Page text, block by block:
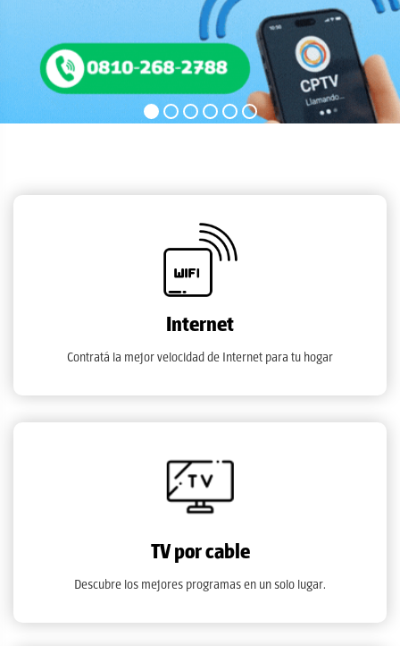
Internet
Contratá la mejor velocidad de Internet para tu hogar
TV por cable
Descubre los mejores programas en un solo lugar.